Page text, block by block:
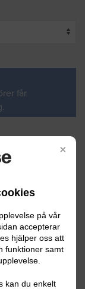
×
på vår
accepterar
hjälper oss att
funktioner samt
kan du enkelt
får